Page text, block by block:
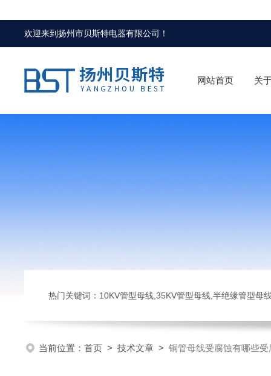
欢迎来到扬州市贝斯特电器有限公司 ！
网站首页 关
热门关键词：10KV管型母线,35KV管型母线,半绝缘管型母
当前位置： 首页 > 技术文章 > 铜管母线受腐蚀有哪些